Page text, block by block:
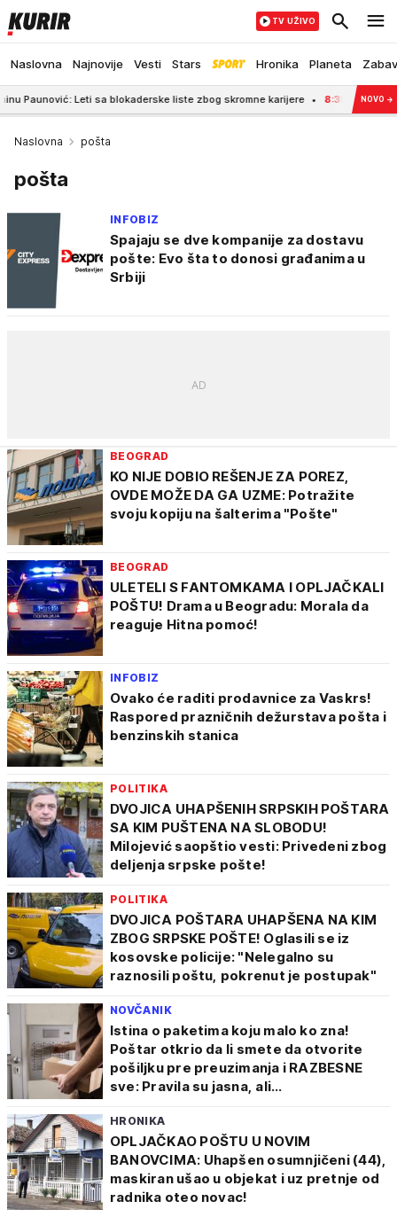
Naslovna Najnovije Vesti Stars Hronika Planeta
TV UŽIVO
Leti sa blokaderske liste zbog skromne karijere 8:35 Pozlilo mu naNOVO →
Naslovna pošta
pošta
INFOBIZ
Spajaju se dve kompanije za dostavu
pošte: Evo šta to donosi građanima u
Srbiji
BEOGRAD
KO NIJE DOBIO REŠENJE ZA POREZ,
OVDE MOŽE DA GA UZME: Potražite
svoju kopiju na šalterima "Pošte"
BEOGRAD
ULETELI S FANTOMKAMA I OPLJAČKALI
POŠTU! Drama u Beogradu: Morala da
reaguje Hitna pomoć!
INFOBIZ
Ovako će raditi prodavnice za Vaskrs!
Raspored prazničnih dežurstava pošta i
benzinskih stanica
POLITIKA
DVOJICA UHAPŠENIH SRPSKIH POŠTARA
SA KIM PUŠTENA NA SLOBODU!
Milojević saopštio vesti: Privedeni zbog
deljenja srpske pošte!
POLITIKA
DVOJICA POŠTARA UHAPŠENA NA KIM
ZBOG SRPSKE POŠTE! Oglasili se iz
kosovske policije: "Nelegalno su
raznosili poštu, pokrenut je postupak"
NOVČANIK
Istina o paketima koju malo ko zna!
Poštar otkrio da li smete da otvorite
pošiljku pre preuzimanja i RAZBESNE
sve: Pravila su jasna, ali...
HRONIKA
OPLJAČKAO POŠTU U NOVIM
BANOVCIMA: Uhapšen osumnjičeni (44),
maskiran ušao u objekat i uz pretnje od
radnika oteo novac!